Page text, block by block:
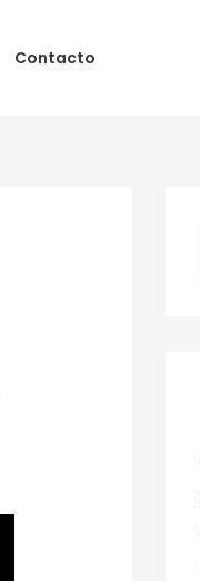
Contacto